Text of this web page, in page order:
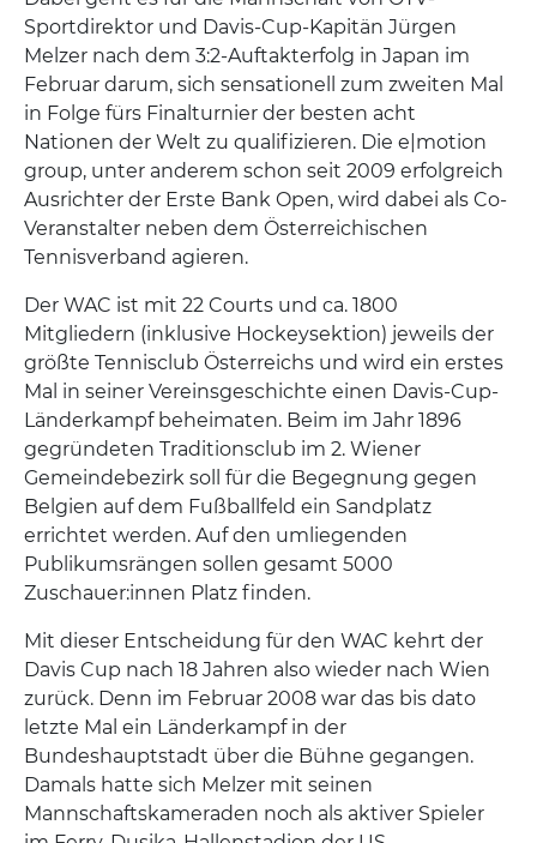
Sportdirektor und Davis-Cup-Kapitän Jürgen
Melzer nach dem 3:2-Auftakterfolg in Japan im
Februar darum, sich sensationell zum zweiten Mal
in Folge fürs Finalturnier der besten acht
Nationen der Welt zu qualifizieren. Die e|motion
group, unter anderem schon seit 2009 erfolgreich
Ausrichter der Erste Bank Open, wird dabei als Co-
Veranstalter neben dem Österreichischen
Tennisverband agieren.
Der WAC ist mit 22 Courts und ca. 1800
Mitgliedern (inklusive Hockeysektion) jeweils der
größte Tennisclub Österreichs und wird ein erstes
Mal in seiner Vereinsgeschichte einen Davis-Cup-
Länderkampf beheimaten. Beim im Jahr 1896
gegründeten Traditionsclub im 2. Wiener
Gemeindebezirk soll für die Begegnung gegen
Belgien auf dem Fußballfeld ein Sandplatz
errichtet werden. Auf den umliegenden
Publikumsrängen sollen gesamt 5000
Zuschauer:innen Platz finden.
Mit dieser Entscheidung für den WAC kehrt der
Davis Cup nach 18 Jahren also wieder nach Wien
zurück. Denn im Februar 2008 war das bis dato
letzte Mal ein Länderkampf in der
Bundeshauptstadt über die Bühne gegangen.
Damals hatte sich Melzer mit seinen
Mannschaftskameraden noch als aktiver Spieler